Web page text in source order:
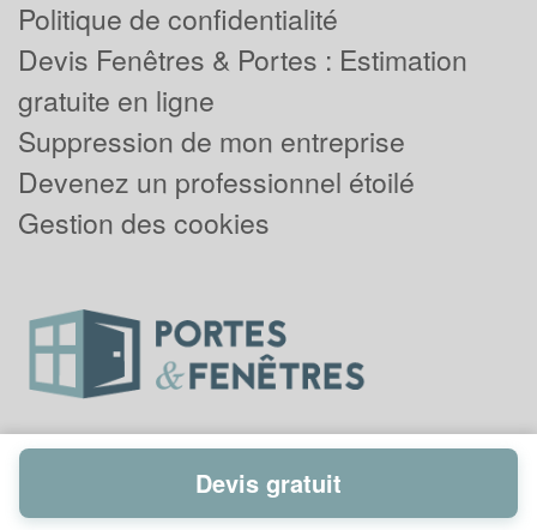
Politique de confidentialité
Devis Fenêtres & Portes : Estimation
gratuite en ligne
Suppression de mon entreprise
Devenez un professionnel étoilé
Gestion des cookies
Powered byPlus que pro
Devis gratuit